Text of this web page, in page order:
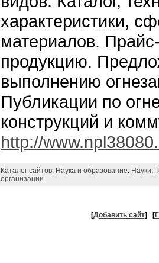
характеристики,
материалов.
продукцию.
выполнению
Публикации по
конструкций и
http://
Каталог сайтов: Наука и образование: Науки:
организации
[Добавить сайт] [